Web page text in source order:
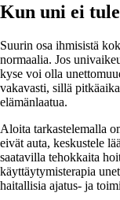
Kun uni ei tule
Suurin osa ihmisistä
normaalia. Jos
kyse voi olla
vakavasti, sillä
elämänlaatua.
Aloita tarkastelemalla
eivät auta, keskustele
saatavilla tehokkaita
käyttäytymisterapia
haitallisia ajatus- ja